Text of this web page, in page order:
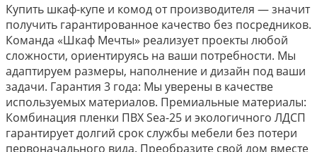
Купить шкаф-купе и комод от производителя — значит
получить гарантированное качество без посредников.
Команда «Шкаф Мечты» реализует проекты любой
сложности, ориентируясь на ваши потребности. Мы
адаптируем размеры, наполнение и дизайн под ваши
задачи. Гарантия 3 года: Мы уверены в качестве
используемых материалов. Премиальные материалы:
Комбинация пленки ПВХ Sea-25 и экологичного ЛДСП
гарантирует долгий срок службы мебели без потери
первоначального вида. Преобразите свой дом вместе